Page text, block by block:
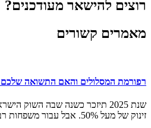
רוצים להישאר מעודכנים?
מאמרים קשורים
רפורמת המסלולים והאם התשואה שלכם
שנת 2025 תיזכר כשנה שבה השוק
זינוק של מעל 50%. אבל עבור משפחות רבות,